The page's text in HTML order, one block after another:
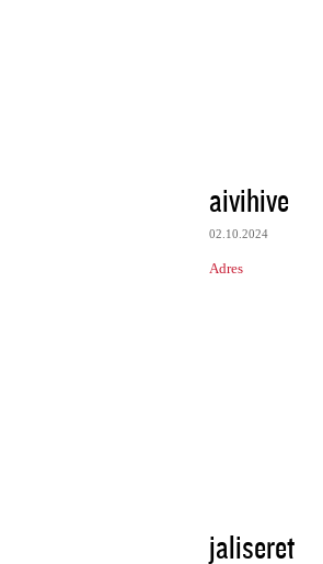
aivihive
02.10.2024
Adres
jaliseret